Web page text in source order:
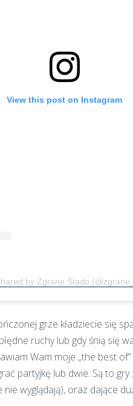
View this post on Instagram
by Zgrane Stado
grze kładziecie się
ruchy lub gdy śnią się
Wam moje „the best
partyjkę lub dwie. Są to
wyglądają), oraz dające